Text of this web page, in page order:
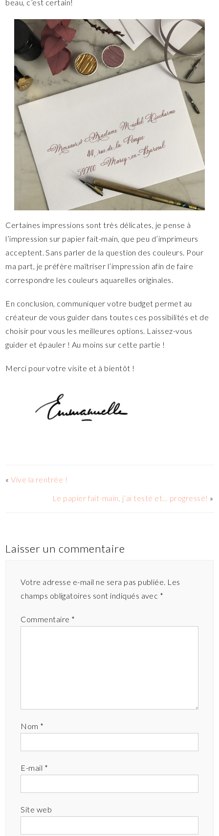
beau, c’est certain!
Certaines impressions sont très délicates, je pense à
l’impression sur papier fait-main, que peu d’imprimeurs
acceptent. Sans parler de la question des couleurs. Pour
ma part, je préfère maîtriser l’impression afin de faire
correspondre les couleurs aquarelles originales.
En conclusion, communiquer votre budget permet au
créateur de vous guider dans toutes ces possibilités et de
choisir pour vous les meilleures options. Laissez-vous
guider et épauler ! Au moins sur cette partie !
Merci pour votre visite et à bientôt !
«Vive la rentrée !
Le papier fait-main, j’ai testé et… progressé! »
Laisser un commentaire
Votre adresse e-mail ne sera pas publiée. Les
champs obligatoires sont indiqués avec *
Commentaire *
Nom *
E-mail *
Site web